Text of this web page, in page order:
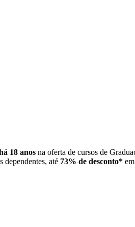
18 anos na oferta de cursos de
dependentes, até 73% de desconto* em